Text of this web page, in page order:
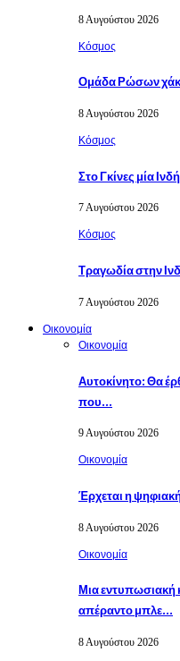
8 Αυγούστου 2026
Κόσμος
Ομάδα Ρώσων
8 Αυγούστου 2026
Κόσμος
Στο Γκίνες μία
7 Αυγούστου 2026
Κόσμος
Τραγωδία στην
7 Αυγούστου 2026
Οικονομία
Οικονομία
Αυτοκίνητο: Θα
που…
9 Αυγούστου 2026
Οικονομία
Έρχεται η
8 Αυγούστου 2026
Οικονομία
Μια εντυπωσιακή
απέραντο μπλε…
8 Αυγούστου 2026